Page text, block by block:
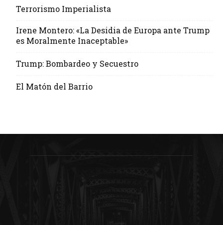
Terrorismo Imperialista
Irene Montero: «La Desidia de Europa ante Trump
es Moralmente Inaceptable»
Trump: Bombardeo y Secuestro
El Matón del Barrio